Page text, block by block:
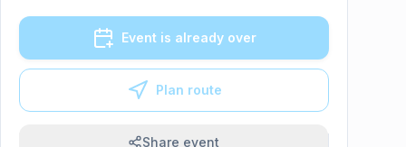
Event is already over
Plan route
Share event